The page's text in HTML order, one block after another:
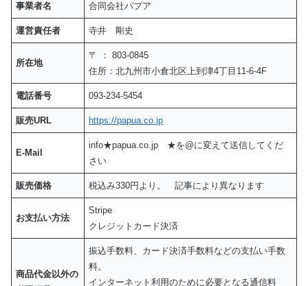
事業者名 合同会社パプア
運営責任者 寺井 剛史
所在地
〒 ： 803-0845
住所：北九州市小倉北区上到津4丁目11-6-4F
電話番号 093-234-5454
販売URL https://papua.co.jp
E-Mail
info★papua.co.jp ★を@に変えて送信してくだ
さい
販売価格 税込み330円より。 記事により異なります
お支払い方法
Stripe
クレジットカード決済
商品代金以外の
振込手数料、カード決済手数料などの支払い手数
料。
インターネット利用のために必要となる通信料